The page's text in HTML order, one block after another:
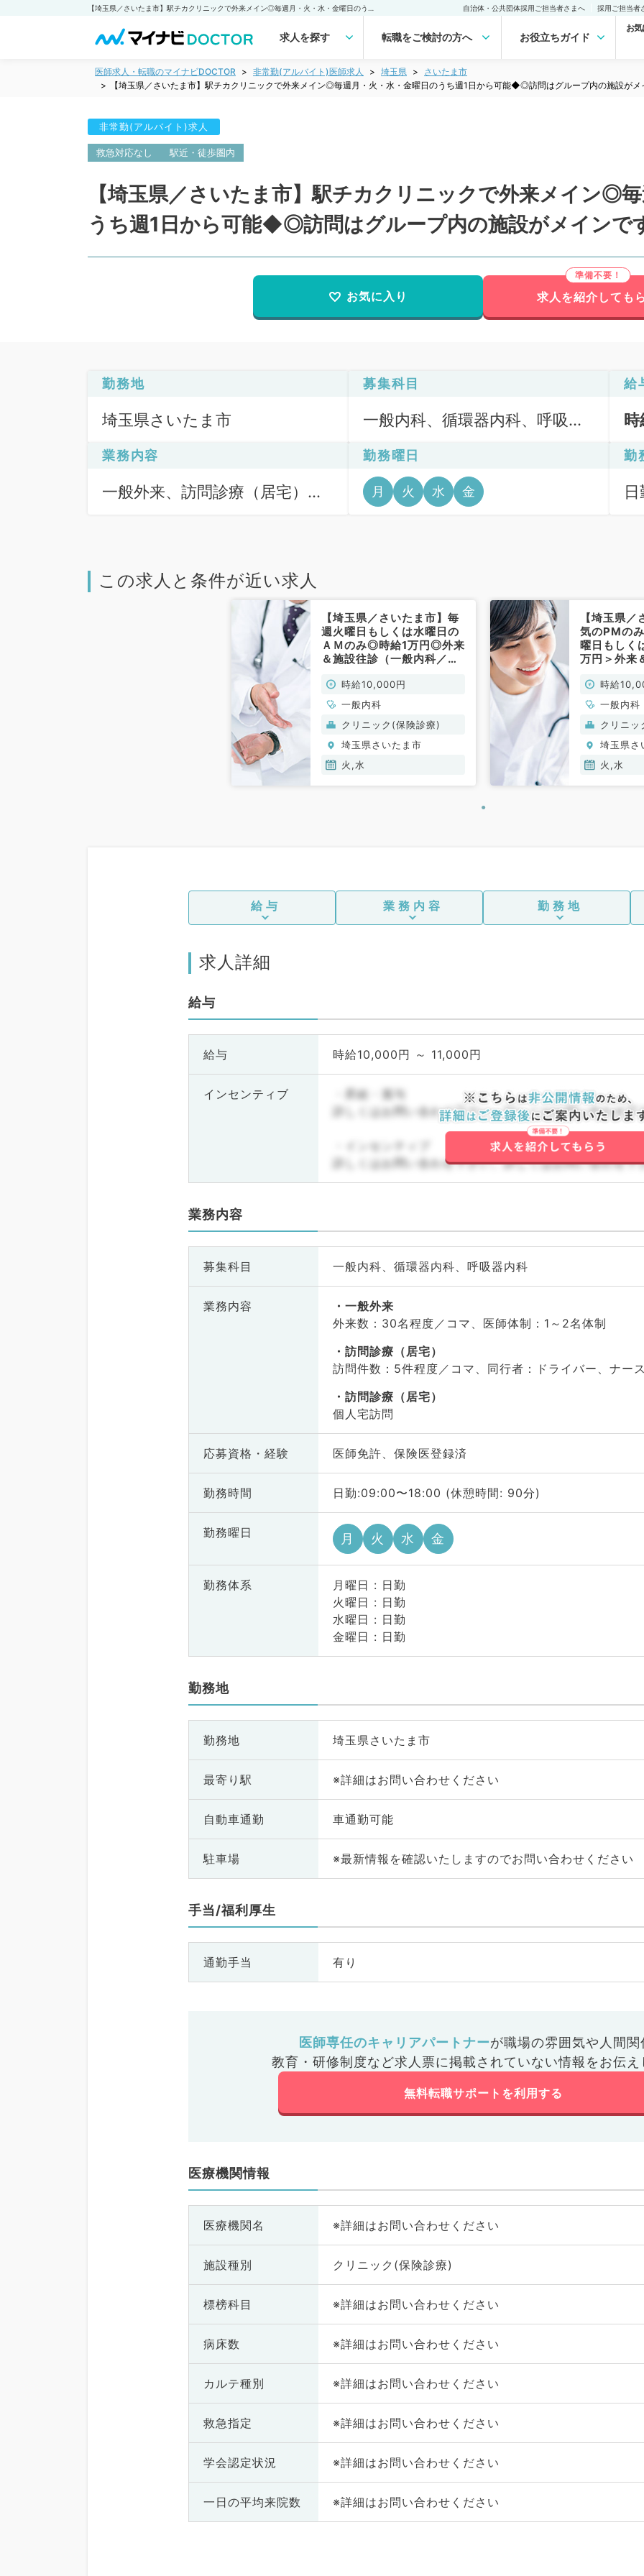
自治体・公共団体採用ご担当者さまへ 採用ご担当者
求人を探す 転職をご検討の方へ お役立ちガイド
お
医師求人・転職のマイナビDOCTOR 非常勤(アルバイト)医師求人 埼玉県
さいたま市
【埼玉県／さいたま市】駅チカクリニックで外来メイン◎毎週月・火・水・金曜日のうち週1日から可能◆◎訪問はグループ内の施設が
非常勤(アルバイト)求人
救急対応なし 駅近・徒歩圏内
【埼玉県／さいたま市】駅チカクリニックで外来メイン◎
うち週1日から可能◆◎訪問はグループ内の施設がメインで
お気に入り 求人を紹介しても
勤務地
埼玉県さいたま市
募集科目
一般内科、循環器内科、呼吸器
給
業務内容
一般外来、訪問診療（居宅）、
勤務曜日
月 火 水 金
勤
この求人と条件が近い求人
【埼玉県／さいたま市】毎
週火曜日もしくは水曜日の
ＡＭのみ◎時給1万円◎外来
＆施設往診（一般内科／非
時給10,000円
一般内科
クリニック(保険診療)
埼玉県さいたま市
火,水
【埼玉県
気のPMの
曜日もしく
万円＞外来
時給
一般内科
クリニ
埼玉県さ
火,水
給与 業務内容 勤務地
求人詳細
給与
給与 時給10,000円 ～ 11,000円
インセンティブ
・昇給・賞与
詳しくはお問い合わせ下さい。詳しくはお問い合わせ下
・インセンティブ
詳しくはお問い合わせ下さい。詳しくはお問い合わせ下
業務内容
募集科目 一般内科、循環器内科、呼吸器内科
業務内容
一般外来
外来数：30名程度／コマ、医師体制：1～2名体制
訪問診療（居宅）
訪問件数：5件程度／コマ、同行者：ドライバー、ナー
訪問診療（居宅）
個人宅訪問
応募資格・ 経験 医師免許、保険医登録済
勤務時間 日勤:09:00〜18:00 (休憩時間: 90分)
勤務曜日 月 火 水 金
勤務体系
月曜日 : 日勤
火曜日 : 日勤
水曜日 : 日勤
金曜日 : 日勤
勤務地
勤務地 埼玉県さいたま市
最寄り駅 ※詳細はお問い合わせください
自動車通勤 車通勤可能
駐車場 ※最新情報を確認いたしますのでお問い合わせください
手当/福利厚生
通勤手当 有り
医師専任のキャリアパートナーが職場の雰囲気や人間関
教育・研修制度など求人票に掲載されていない情報をお伝え
無料転職サポートを利用する
医療機関情報
医療機関名 ※詳細はお問い合わせください
施設種別 クリニック(保険診療)
標榜科目 ※詳細はお問い合わせください
病床数 ※詳細はお問い合わせください
カルテ種別 ※詳細はお問い合わせください
救急指定 ※詳細はお問い合わせください
学会認定状況 ※詳細はお問い合わせください
一日の平均来院数 ※詳細はお問い合わせください